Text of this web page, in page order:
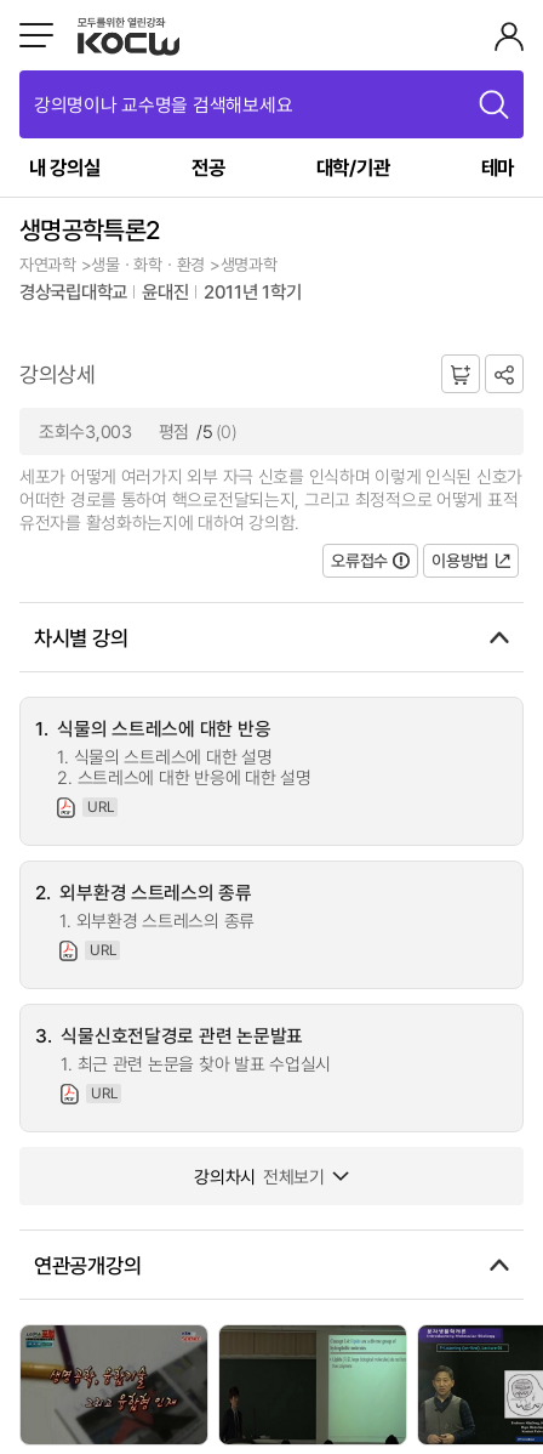
강의명이나 교수명을 검색해보세요
내 강의실 전공 대학/기관 테마
생명공학특론2
자연과학 >생물ㆍ화학ㆍ환경 >생명과학
경상국립대학교 윤대진 2011년 1학기
강의상세
조회수3,003 평점 /5 (0)
세포가 어떻게 여러가지 외부 자극 신호를 인식하며 이렇게 인식된 신호가
어떠한 경로를 통하여 핵으로전달되는지, 그리고 최정적으로 어떻게 표적
유전자를 활성화하는지에 대하여 강의함.
오류접수
이용방법
차시별 강의
1. 식물의 스트레스에 대한 반응
1. 식물의 스트레스에 대한 설명
2. 스트레스에 대한 반응에 대한 설명
URL
2. 외부환경 스트레스의 종류
1. 외부환경 스트레스의 종류
URL
3. 식물신호전달경로 관련 논문발표
1. 최근 관련 논문을 찾아 발표 수업실시
URL
강의차시 전체보기
연관공개강의